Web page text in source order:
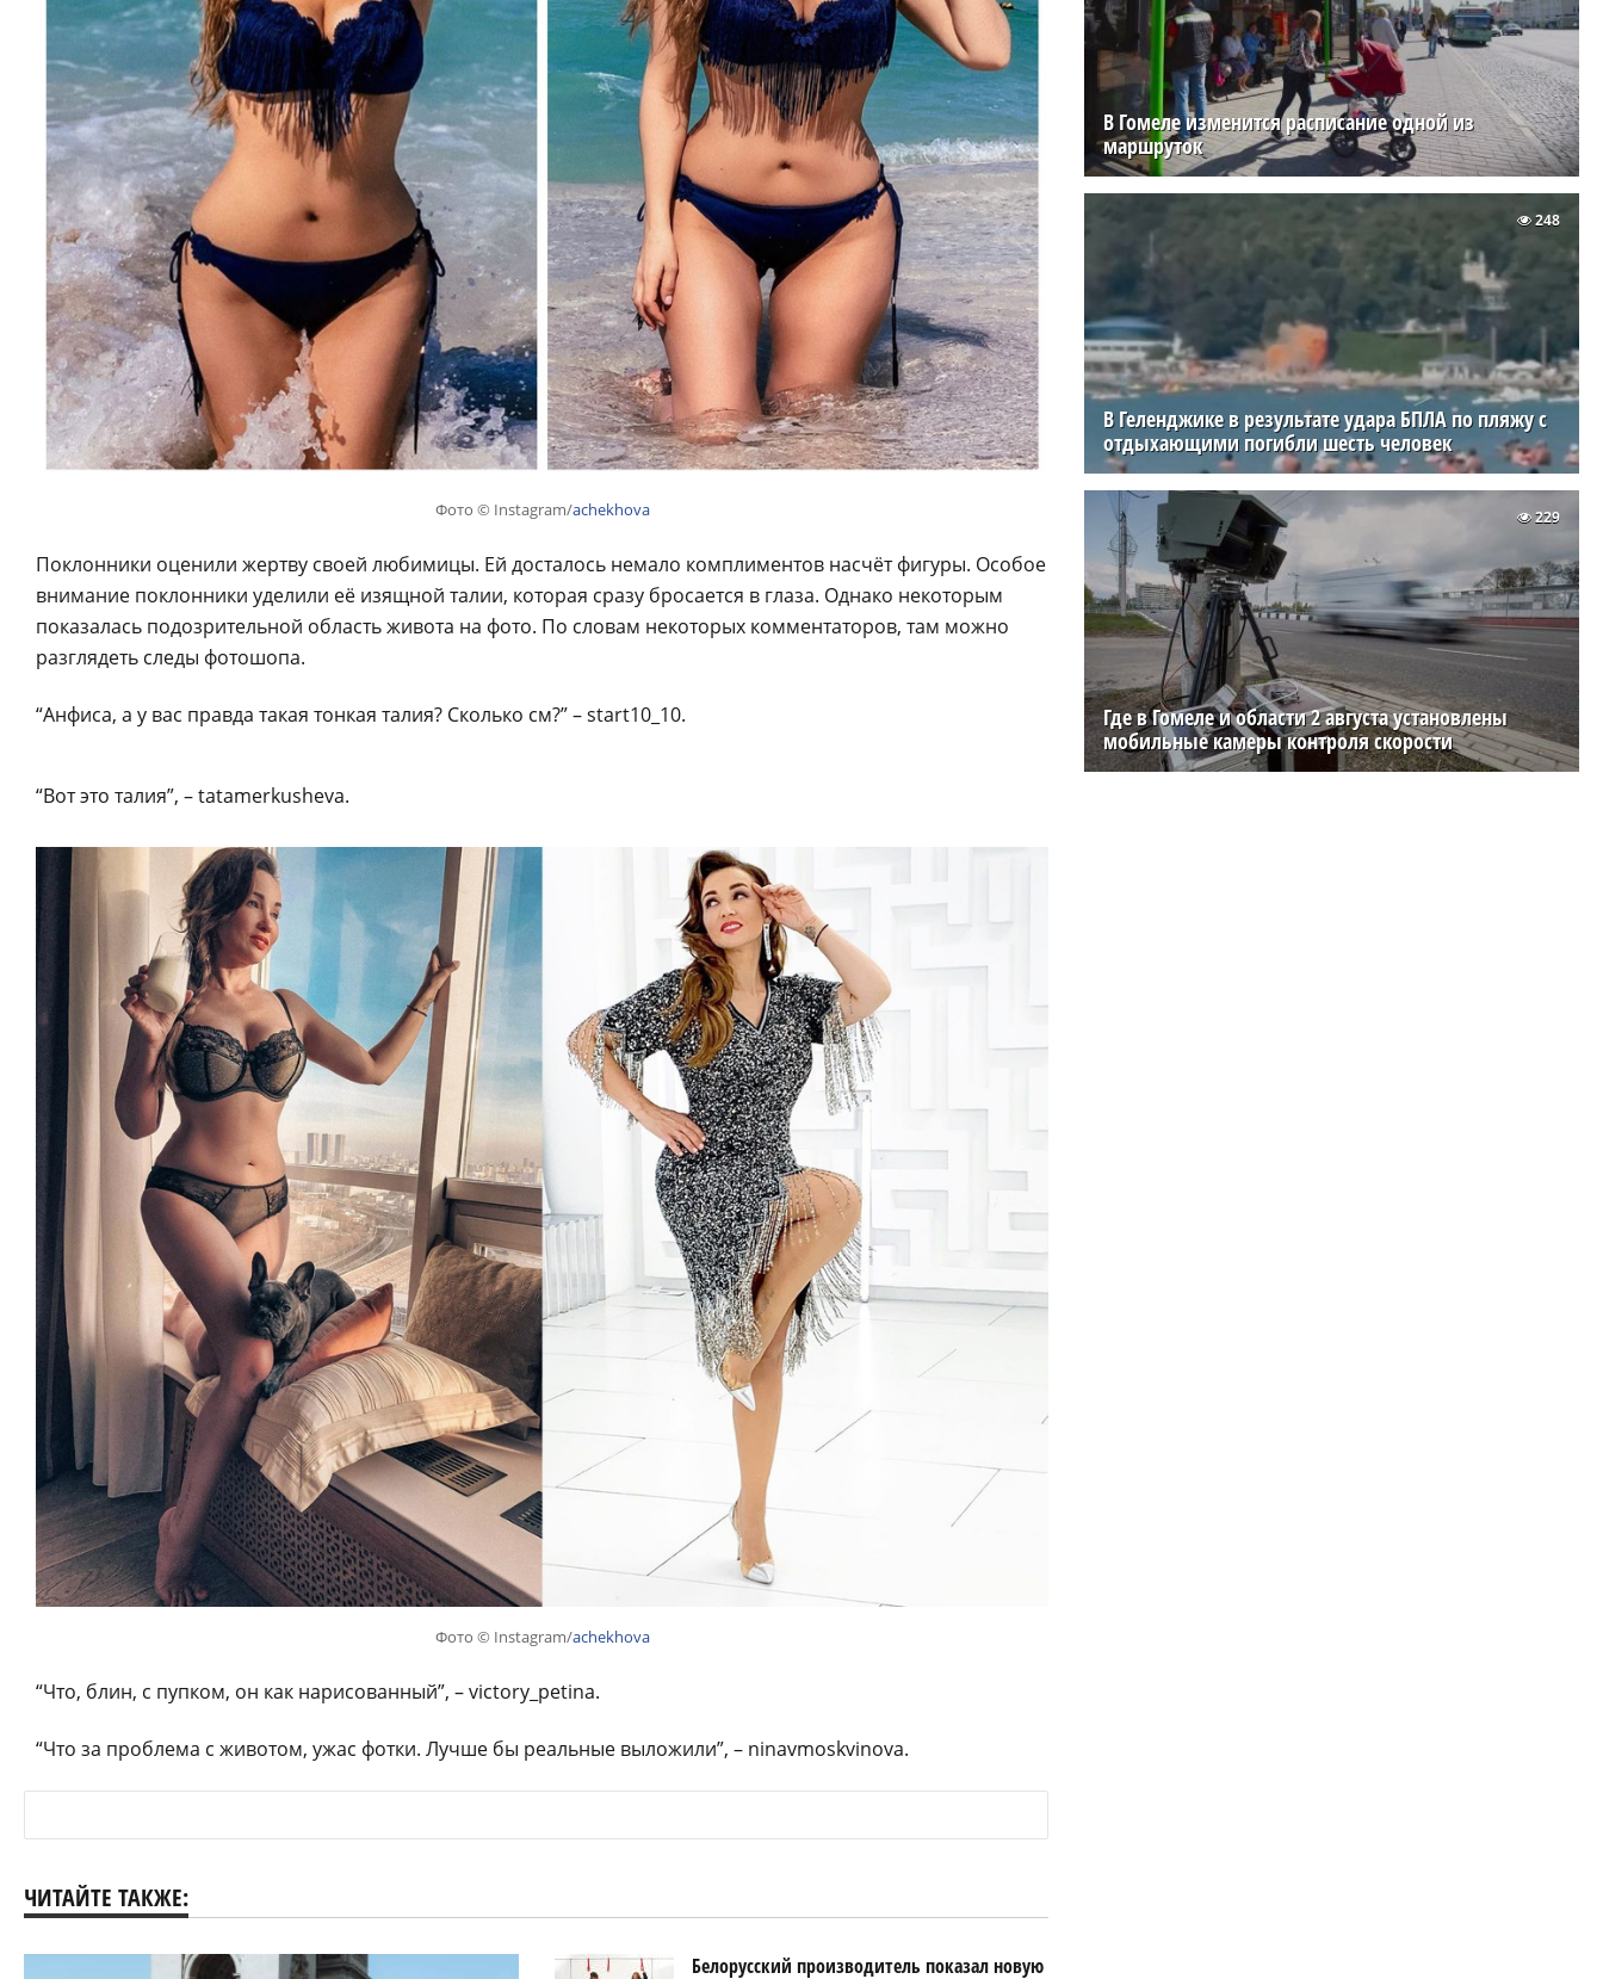
Фото © Instagram/achekhova
Поклонники оценили жертву своей любимицы. Ей досталось немало комплиментов насчёт фигуры. Особое
внимание поклонники уделили её изящной талии, которая сразу бросается в глаза. Однако некоторым
показалась подозрительной область живота на фото. По словам некоторых комментаторов, там можно
разглядеть следы фотошопа.
“Анфиса, а у вас правда такая тонкая талия? Сколько см?” – start10_10.
“Вот это талия”, – tatamerkusheva.
Фото © Instagram/achekhova
“Что, блин, с пупком, он как нарисованный”, – victory_petina.
“Что за проблема с животом, ужас фотки. Лучше бы реальные выложили”, – ninavmoskvinova.
ЧИТАЙТЕ ТАКЖЕ:
Белорусский производитель показал новую
В Гомеле изменится расписание одной из
маршруток
В Геленджике в результате удара БПЛА по пляжу с
отдыхающими погибли шесть человек
248
Где в Гомеле и области 2 августа установлены
мобильные камеры контроля скорости
229